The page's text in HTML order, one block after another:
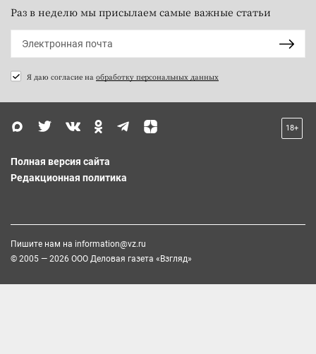
Раз в неделю мы присылаем самые важные статьи
Я даю согласие на обработку персональных данных
18+
Полная версия сайта
Редакционная политика
Пишите нам на information@vz.ru
© 2005 — 2026 ООО Деловая газета «Взгляд»